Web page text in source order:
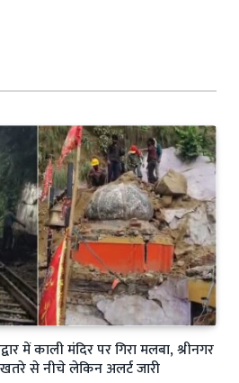
में काली मंदिर पर गिरा मलबा, श्रीनगर
से नीचे लेकिन अलर्ट जारी